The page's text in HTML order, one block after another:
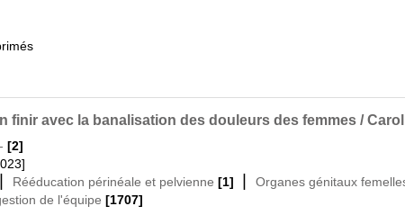
finir avec la banalisation des douleurs des femmes /
[2]
| Rééducation périnéale et pelvienne [1] |
Organes génitaux
de l'équipe [1707]